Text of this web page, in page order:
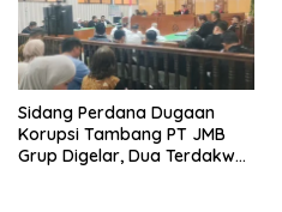
Sidang Perdana Dugaan
Korupsi Tambang PT JMB
Grup Digelar, Dua Terdakwa